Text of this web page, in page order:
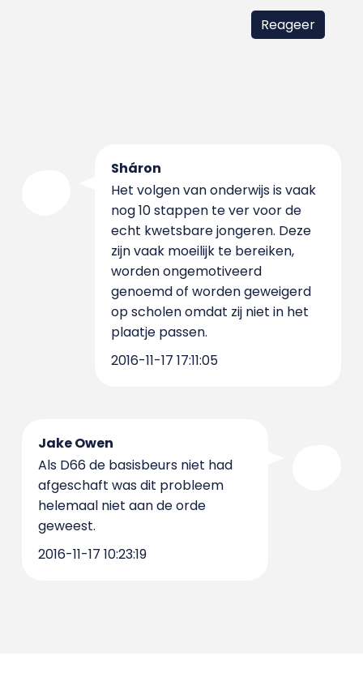
Sháron
Het volgen van onderwijs is vaak
nog 10 stappen te ver voor de
echt kwetsbare jongeren. Deze
zijn vaak moeilijk te bereiken,
worden ongemotiveerd
genoemd of worden geweigerd
op scholen omdat zij niet in het
plaatje passen.
2016-11-17 17:11:05
Jake Owen
Als D66 de basisbeurs niet had
afgeschaft was dit probleem
helemaal niet aan de orde
geweest.
2016-11-17 10:23:19